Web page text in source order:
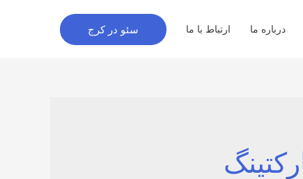
درباره ما ارتباط با ما سئو در کرج